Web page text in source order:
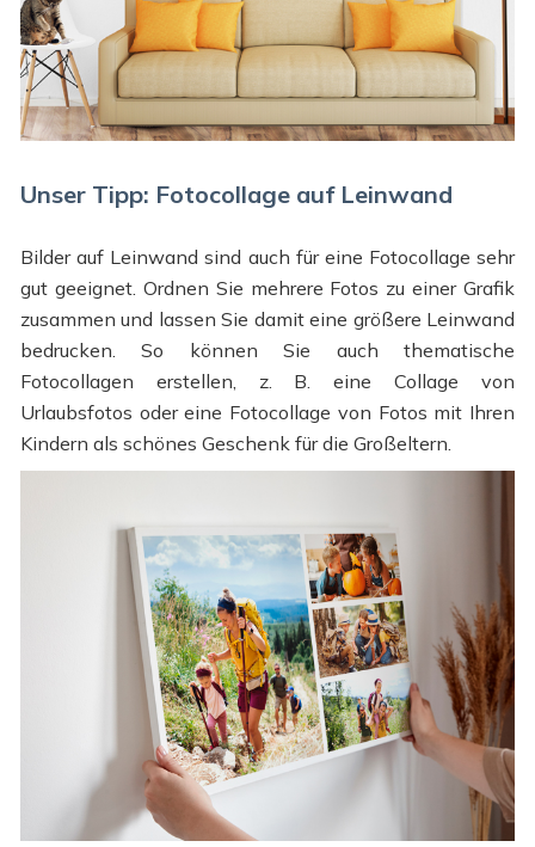
Unser Tipp: Fotocollage auf Leinwand
Bilder auf Leinwand sind auch für eine Fotocollage sehr
gut geeignet. Ordnen Sie mehrere Fotos zu einer Grafik
zusammen und lassen Sie damit eine größere Leinwand
bedrucken. So können Sie auch thematische
Fotocollagen erstellen, z. B. eine Collage von
Urlaubsfotos oder eine Fotocollage von Fotos mit Ihren
Kindern als schönes Geschenk für die Großeltern.